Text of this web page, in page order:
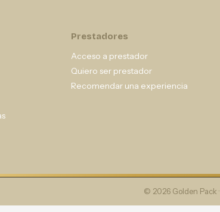
Prestadores
Acceso a prestador
Quiero ser prestador
Recomendar una experiencia
© 2026 Golden Pack ·